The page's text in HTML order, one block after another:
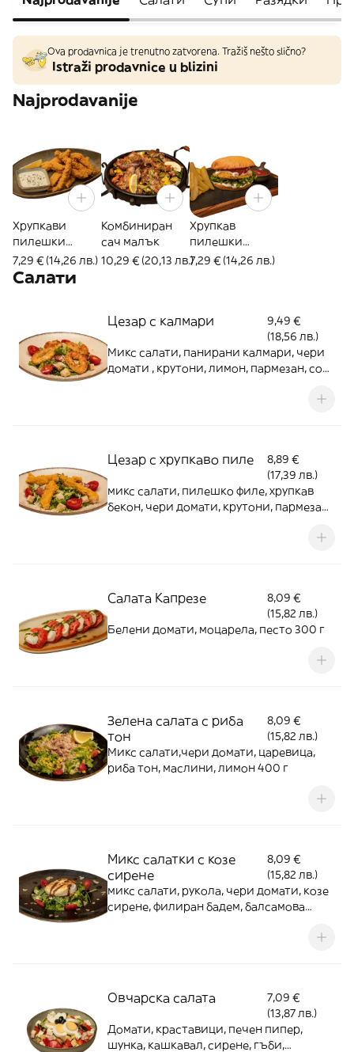
Ova prodavnica je trenutno zatvorena. Tražiš nešto slično?
Istraži prodavnice u blizini
Najprodavanije
Хрупкави
пилешки
пръчици
7,29 € (14,26 лв.)
Комбиниран
сач малък
10,29 € (20,13 лв.)
Хрупкав
пилешки
бургер
7,29 € (14,26 лв.)
Салати
Цезар с калмари
9,49 €
(18,56 лв.)
Микс салати, панирани калмари, чери
домати , крутони, лимон, пармезан, сос
Цезар с хрупкаво пиле
8,89 €
(17,39 лв.)
микс салати, пилешко филе, хрупкав
бекон, чери домати, крутони, пармезан,
Салата Капрезе
8,09 €
(15,82 лв.)
Белени домати, моцарела, песто 300 г
Зелена салата с риба
тон
8,09 €
(15,82 лв.)
Микс салати,чери домати, царевица,
риба тон, маслини, лимон 400 г
Микс салатки с козе
сирене
8,09 €
(15,82 лв.)
микс салати, рукола, чери домати, козе
сирене, филиран бадем, балсамова
Овчарска салата
7,09 €
(13,87 лв.)
Домати, краставици, печен пипер,
шунка, кашкавал, сирене, гъби,